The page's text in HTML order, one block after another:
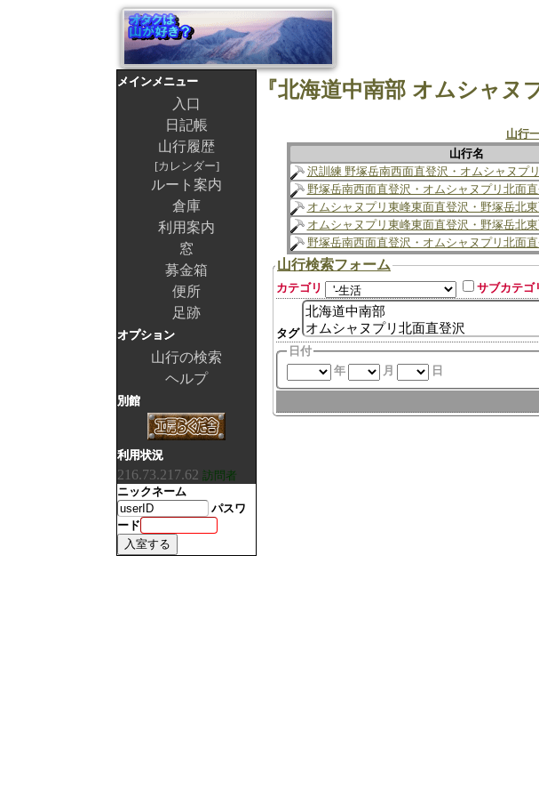
山行
山行名
沢訓練 野塚岳南西面直登沢・オムシャヌプ
野塚岳南西面直登沢・オムシャヌプリ北面
オムシャヌプリ東峰東面直登沢・野塚岳北
オムシャヌプリ東峰東面直登沢・野塚岳北
野塚岳南西面直登沢・オムシャヌプリ北面
山行検索フォーム
カテゴリ サブカテゴ
タグ
日付
年
月 日
メインメニュー
入口
日記帳
山行履歴
カレンダー
ルート案内
倉庫
利用案内
窓
募金箱
便所
足跡
オプション
山行の検索
ヘルプ
別館
利用状況
216.73.217.62 訪問者
ニックネーム
パスワ
ード